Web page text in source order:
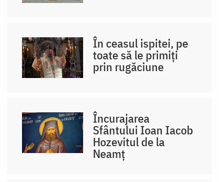
În ceasul ispitei, pe
toate să le primiți
prin rugăciune
Încurajarea
Sfântului Ioan Iacob
Hozevitul de la
Neamț